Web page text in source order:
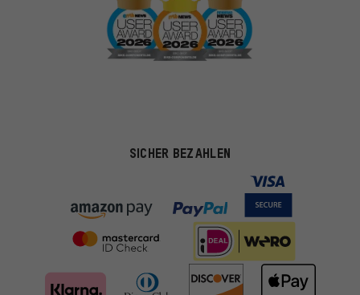
SICHER BEZAHLEN